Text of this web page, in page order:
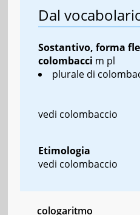
Dal
Sostantivo, forma
colombacci m pl
plurale di
vedi colombaccio
Etimologia
vedi colombaccio
cologaritmo